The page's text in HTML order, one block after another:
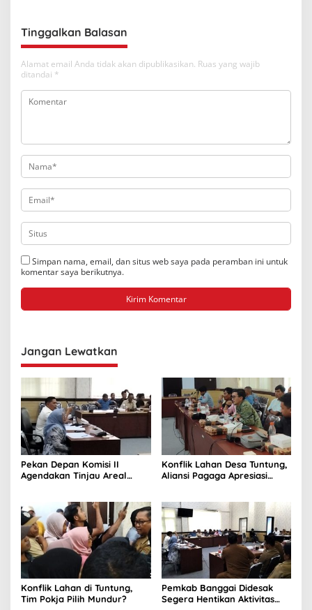
Tinggalkan Balasan
Alamat email Anda tidak akan dipublikasikan. Ruas yang wajib
ditandai *
Simpan nama, email, dan situs web saya pada peramban ini untuk
komentar saya berikutnya.
Jangan Lewatkan
Pekan Depan Komisi II
Agendakan Tinjau Areal
Konflik Lahan Desa Tuntung,
Aliansi Pagaga Apresiasi
Konflik Lahan di Tuntung,
Tim Pokja Pilih Mundur?
Pemkab Banggai Didesak
Segera Hentikan Aktivitas